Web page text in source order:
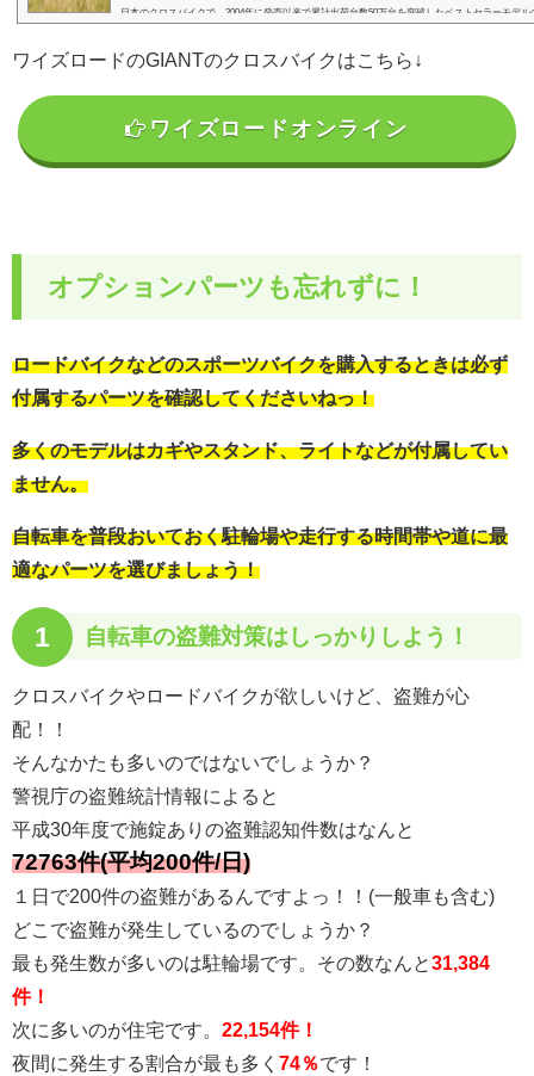
日本のクロスバイクで、2004年に発売以来で累計出荷台数50万台を突破したベストセラーモデル
し...
ワイズロードのGIANTのクロスバイクはこちら↓
ワイズロードオンライン
オプションパーツも忘れずに！
ロードバイクなどのスポーツバイクを購入するときは必ず
付属するパーツを確認してくださいねっ！
多くのモデルはカギやスタンド、ライトなどが付属してい
ません。
自転車を普段おいておく駐輪場や走行する時間帯や道に最
適なパーツを選びましょう！
1 自転車の盗難対策はしっかりしよう！
クロスバイクやロードバイクが欲しいけど、盗難が心
配！！
そんなかたも多いのではないでしょうか？
警視庁の盗難統計情報によると
平成30年度で施錠ありの盗難認知件数はなんと
72763件(平均200件/日)
１日で200件の盗難があるんですよっ！！(一般車も含む)
どこで盗難が発生しているのでしょうか？
最も発生数が多いのは駐輪場です。その数なんと31,384
件！
次に多いのが住宅です。 22,154件！
夜間に発生する割合が最も多く 74％です！